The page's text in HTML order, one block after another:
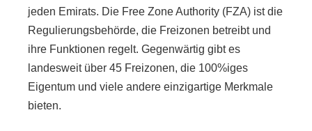
jeden Emirats. Die Free Zone Authority (FZA) ist die
Regulierungsbehörde, die Freizonen betreibt und
ihre Funktionen regelt. Gegenwärtig gibt es
landesweit über 45 Freizonen, die 100%iges
Eigentum und viele andere einzigartige Merkmale
bieten.